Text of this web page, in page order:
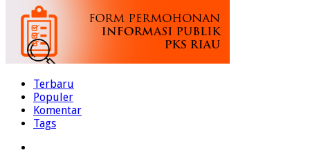
Terbaru
Populer
Komentar
Tags